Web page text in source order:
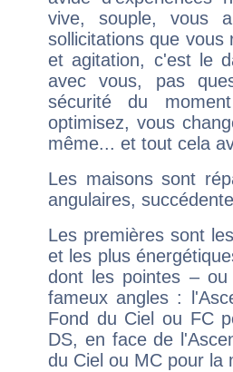
vive, souple, vous
sollicitations que vous
et agitation, c'est le
avec vous, pas
sécurité du
optimisez, vous
même... et tout cela
Les maisons sont
angulaires,
Les premières sont
et les plus
dont les pointes –
fameux angles :
Fond du Ciel ou FC
DS, en face de
du Ciel ou MC pour la